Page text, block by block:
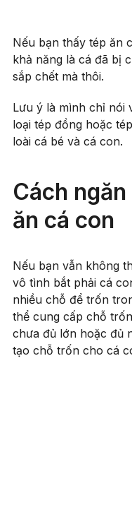
Nếu bạn thấy tép ăn
khả năng là cá đã bị
sắp chết mà thôi.
Lưu ý là mình chỉ nói
loại tép đồng hoặc
loài cá bé và cá con.
Cách
ăn cá con
Nếu bạn vẫn không
vô tình bắt phải cá
nhiều chỗ để trốn
thể cung cấp chỗ
chưa đủ lớn hoặc đủ
tạo chỗ trốn cho cá